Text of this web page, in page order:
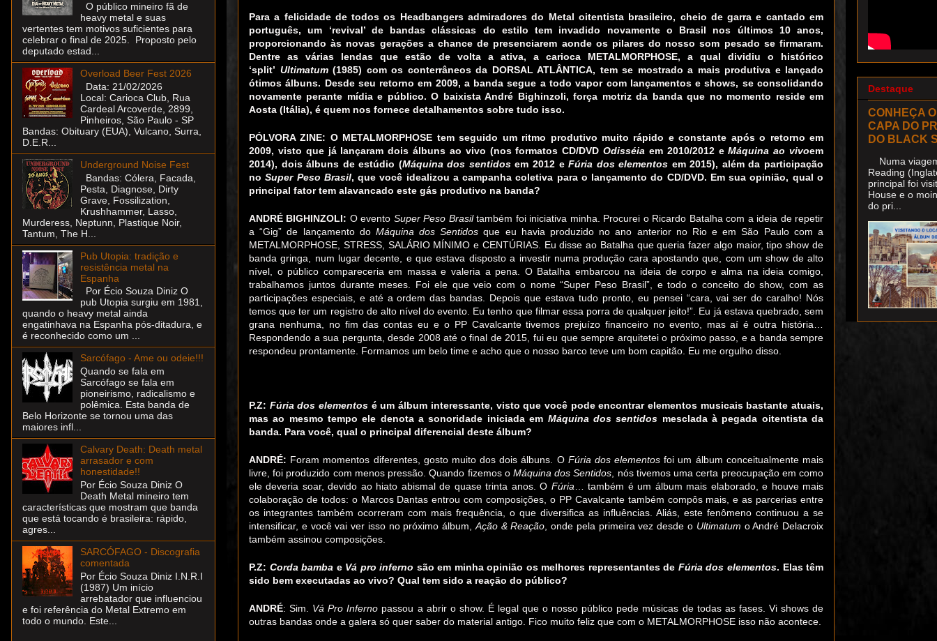
Para a felicidade de todos os Headbangers admiradores do Metal oitentista brasileiro, cheio de garra e cantado em
português, um ‘revival’ de bandas clássicas do estilo tem invadido novamente o Brasil nos últimos 10 anos,
proporcionando às novas gerações a chance de presenciarem aonde os pilares do nosso som pesado se firmaram.
Dentre as várias lendas que estão de volta a ativa, a carioca METALMORPHOSE, a qual dividiu o histórico
‘split’ Ultimatum (1985) com os conterrâneos da DORSAL ATLÂNTICA, tem se mostrado a mais produtiva e lançado
ótimos álbuns. Desde seu retorno em 2009, a banda segue a todo vapor com lançamentos e shows, se consolidando
novamente perante mídia e público. O baixista André Bighinzoli, força motriz da banda que no momento reside em
Aosta (Itália), é quem nos fornece detalhamentos sobre tudo isso.
PÓLVORA ZINE: O METALMORPHOSE tem seguido um ritmo produtivo muito rápido e constante após o retorno em
2009, visto que já lançaram dois álbuns ao vivo (nos formatos CD/DVD Odisséia em 2010/2012 eMáquina ao vivoem
2014), dois álbuns de estúdio (Máquina dos sentidosem 2012 eFúria dos elementos em 2015), além da participação
noSuper Peso Brasil, que você idealizou a campanha coletiva para o lançamento do CD/DVD. Em sua opinião, qual o
principal fator tem alavancado este gás produtivo na banda?
ANDRÉ BIGHINZOLI: O evento Super Peso Brasiltambém foi iniciativa minha. Procurei o Ricardo Batalha com a ideia de repetir
a “Gig” de lançamento do Máquina dos Sentidos que eu havia produzido no ano anterior no Rio e em São Paulo com a
METALMORPHOSE, STRESS, SALÁRIO MÍNIMO e CENTÚRIAS. Eu disse ao Batalha que queria fazer algo maior, tipo show de
banda gringa, num lugar decente, e que estava disposto a investir numa produção cara apostando que, com um show de alto
nível, o público compareceria em massa e valeria a pena. O Batalha embarcou na ideia de corpo e alma na ideia comigo,
trabalhamos juntos durante meses. Foi ele que veio com o nome “Super Peso Brasil”, e todo o conceito do show, com as
participações especiais, e até a ordem das bandas. Depois que estava tudo pronto, eu pensei “cara, vai ser do caralho! Nós
temos que ter um registro de alto nível do evento. Eu tenho que filmar essa porra de qualquer jeito!”. Eu já estava quebrado, sem
grana nenhuma, no fim das contas eu e o PP Cavalcante tivemos prejuízo financeiro no evento, mas aí é outra história…
Respondendo a sua pergunta, desde 2008 até o final de 2015, fui eu que sempre arquitetei o próximo passo, e a banda sempre
respondeu prontamente. Formamos um belo time e acho que o nosso barco teve um bom capitão. Eu me orgulho disso.
P.Z: Fúria dos elementos é um álbum interessante, visto que você pode encontrar elementos musicais bastante atuais,
mas ao mesmo tempo ele denota a sonoridade iniciada em Máquina dos sentidos mesclada à pegada oitentista da
banda. Para você, qual o principal diferencial deste álbum?
ANDRÉ: Foram momentos diferentes, gosto muito dos dois álbuns. O Fúria dos elementos foi um álbum conceitualmente mais
livre, foi produzido com menos pressão. Quando fizemos o Máquina dos Sentidos , nós tivemos uma certa preocupação em como
ele deveria soar, devido ao hiato abismal de quase trinta anos. O Fúria … também é um álbum mais elaborado, e houve mais
colaboração de todos: o Marcos Dantas entrou com composições, o PP Cavalcante também compôs mais, e as parcerias entre
os integrantes também ocorreram com mais frequência, o que diversifica as influências. Aliás, este fenômeno continuou a se
intensificar, e você vai ver isso no próximo álbum, Ação & Reação , onde pela primeira vez desde o Ultimatum o André Delacroix
também assinou composições.
P.Z: Corda bamba e Vá pro inferno são em minha opinião os melhores representantes de Fúria dos elementos. Elas têm
sido bem executadas ao vivo? Qual tem sido a reação do público?
ANDRÉ: Sim. Vá Pro Inferno passou a abrir o show. É legal que o nosso público pede músicas de todas as fases. Vi shows de
outras bandas onde a galera só quer saber do material antigo. Fico muito feliz que com o METALMORPHOSE isso não acontece.
O público mineiro fã de
heavy metal e suas
vertentes tem motivos suficientes para
celebrar o final de 2025. Proposto pelo
deputado estad...
Overload Beer Fest 2026
Data: 21/02/2026
Local: Carioca Club, Rua
Cardeal Arcoverde, 2899,
Pinheiros, São Paulo - SP
Bandas: Obituary (EUA), Vulcano, Surra,
D.E.R...
Underground Noise Fest
Bandas: Cólera, Facada,
Pesta, Diagnose, Dirty
Grave, Fossilization,
Krushhammer, Lasso,
Murderess, Neptunn, Plastique Noir,
Tantum, The H...
Pub Utopia: tradição e
resistência metal na
Espanha
Por Écio Souza Diniz O
pub Utopia surgiu em 1981,
quando o heavy metal ainda
engatinhava na Espanha pós-ditadura, e
é reconhecido como um ...
Sarcófago - Ame ou odeie!!!
Quando se fala em
Sarcófago se fala em
pioneirismo, radicalismo e
polêmica. Esta banda de
Belo Horizonte se tornou uma das
maiores infl...
Calvary Death: Death metal
arrasador e com
honestidade!!
Por Écio Souza Diniz O
Death Metal mineiro tem
características que mostram que banda
que está tocando é brasileira: rápido,
agres...
SARCÓFAGO - Discografia
comentada
Por Écio Souza Diniz I.N.R.I
(1987) Um início
arrebatador que influenciou
e foi referência do Metal Extremo em
todo o mundo. Este...
Destaque
CONHEÇA
CAPA DO
DO BLACK
Numa
Reading
principal foi
House e o
do pri...